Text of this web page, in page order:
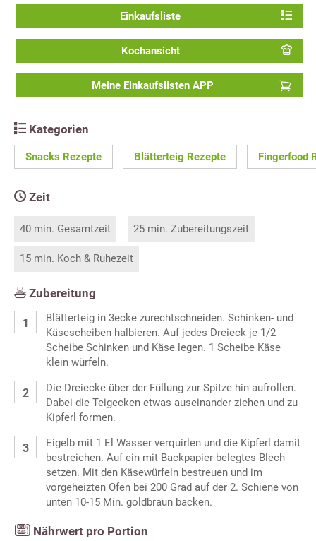
Einkaufsliste
Kochansicht
Meine Einkaufslisten APP
Kategorien
Snacks Rezepte Blätterteig Rezepte Fingerfood
Zeit
40 min. Gesamtzeit 25 min. Zubereitungszeit
15 min. Koch & Ruhezeit
Zubereitung
Blätterteig in 3ecke zurechtschneiden. Schinken- und
Käsescheiben halbieren. Auf jedes Dreieck je 1/2
Scheibe Schinken und Käse legen. 1 Scheibe Käse
klein würfeln.
Die Dreiecke über der Füllung zur Spitze hin aufrollen.
Dabei die Teigecken etwas auseinander ziehen und zu
Kipferl formen.
Eigelb mit 1 El Wasser verquirlen und die Kipferl damit
bestreichen. Auf ein mit Backpapier belegtes Blech
setzen. Mit den Käsewürfeln bestreuen und im
vorgeheizten Ofen bei 200 Grad auf der 2. Schiene von
unten 10-15 Min. goldbraun backen.
Nährwert pro Portion